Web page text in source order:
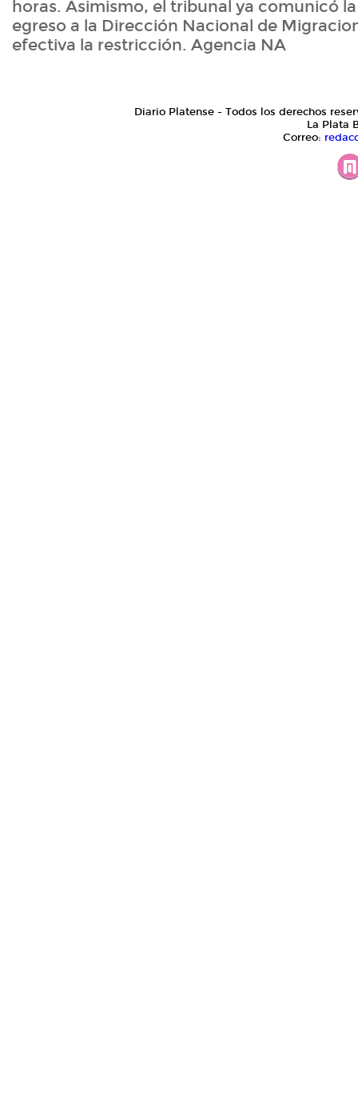
horas. Asimismo, el tribunal ya comunicó
egreso a la Dirección Nacional de
efectiva la restricción. Agencia NA
Diario Platense - Todos los derechos
La Plata
Correo: